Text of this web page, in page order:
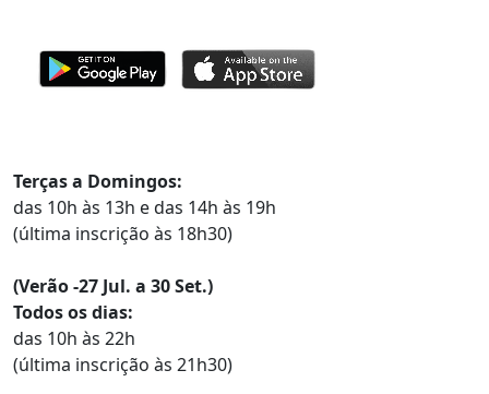
Terças a Domingos:
das 10h às 13h e das 14h às 19h
(última inscrição às 18h30)
(Verão -27 Jul. a 30 Set.)
Todos os dias:
das 10h às 22h
(última inscrição às 21h30)